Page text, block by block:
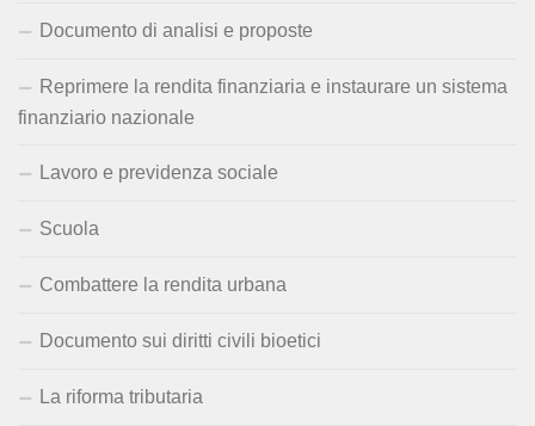
Documento di analisi e proposte
Reprimere la rendita finanziaria e instaurare un sistema
finanziario nazionale
Lavoro e previdenza sociale
Scuola
Combattere la rendita urbana
Documento sui diritti civili bioetici
La riforma tributaria